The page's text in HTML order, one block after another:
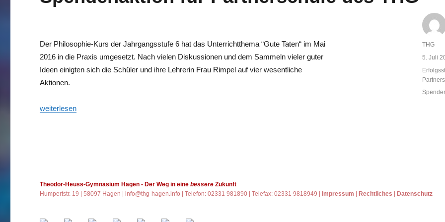
Der Philosophie-Kurs der Jahrgangsstufe 6 hat das Unterrichtthema “Gute Taten“ im Mai
2016 in die Praxis umgesetzt. Nach vielen Diskussionen und dem Sammeln vieler guter
Ideen einigten sich die Schüler und ihre Lehrerin Frau Rimpel auf vier wesentliche
Aktionen.
„Spendenaktion für Partnerschule des THG“
weiterlesen
Autor
THG
am
5. Juli
Theodor-Heuss-Gymnasium Hagen - Der Weg in einebessere Zukunft
Humpertstr. 19 | 58097 Hagen |info@thg-hagen.info | Telefon: 02331 981890 | Telefax: 02331 9818949 | Impressum Rechtliches Datenschutz